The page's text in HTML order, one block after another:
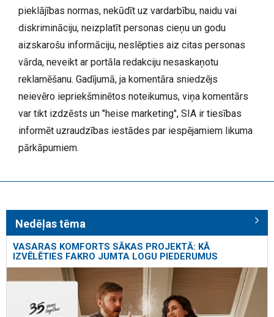
pieklājības normas, nekūdīt uz vardarbību, naidu vai
diskrimināciju, neizplatīt personas cieņu un godu
aizskarošu informāciju, neslēpties aiz citas personas
vārda, neveikt ar portāla redakciju nesaskaņotu
reklamēšanu. Gadījumā, ja komentāra sniedzējs
neievēro iepriekšminētos noteikumus, viņa komentārs
var tikt izdzēsts un "heise marketing", SIA ir tiesības
informēt uzraudzības iestādes par iespējamiem likuma
pārkāpumiem.
Nedēļas tēma
VASARAS KOMFORTS SĀKAS PROJEKTĀ: KĀ
IZVĒLĒTIES FAKRO JUMTA LOGU PIEDERUMUS